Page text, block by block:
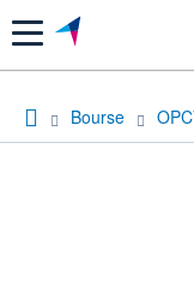
Menu
Bourse